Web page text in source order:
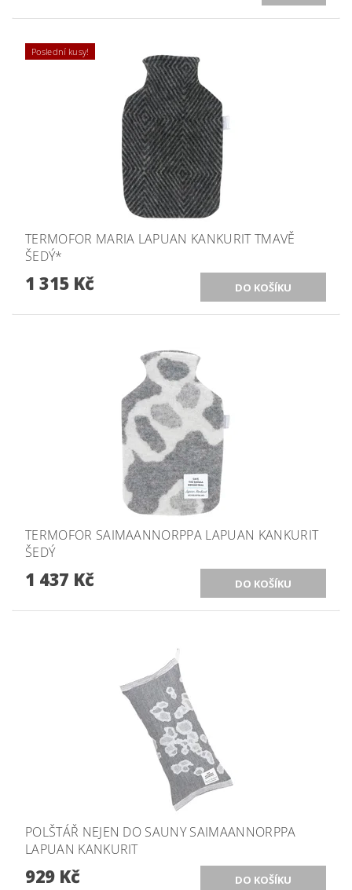
Poslední kusy!
TERMOFOR MARIA LAPUAN KANKURIT TMAVĚ
ŠEDÝ*
1 315 Kč
TERMOFOR SAIMAANNORPPA LAPUAN KANKURIT
ŠEDÝ
1 437 Kč
POLŠTÁŘ NEJEN DO SAUNY SAIMAANNORPPA
LAPUAN KANKURIT
929 Kč